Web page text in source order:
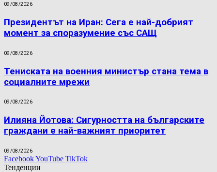
09/08/2026
Президентът на Иран: Сега е най-добрият
момент за споразумение със САЩ
09/08/2026
Тениската на военния министър стана тема в
социалните мрежи
09/08/2026
Илияна Йотова: Сигурността на българските
граждани е най-важният приоритет
09/08/2026
FacebookYouTube TikTok
Тенденции